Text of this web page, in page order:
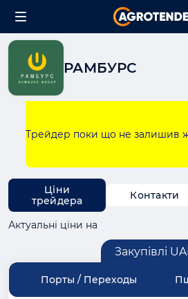
РАМБУРС
Трейдер поки що не залишив
Ціни
трейдера
Контакти
Актуальні ціни на
Закупівлі
Порты / Переходы